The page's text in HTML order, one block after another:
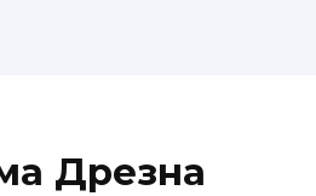
Дрезна